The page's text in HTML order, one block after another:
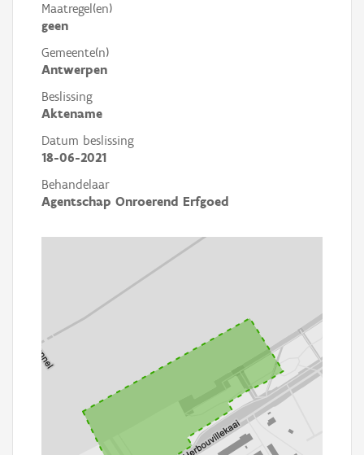
Maatregel(en)
geen
Gemeente(n)
Antwerpen
Beslissing
Aktename
Datum beslissing
18-06-2021
Behandelaar
Agentschap Onroerend Erfgoed